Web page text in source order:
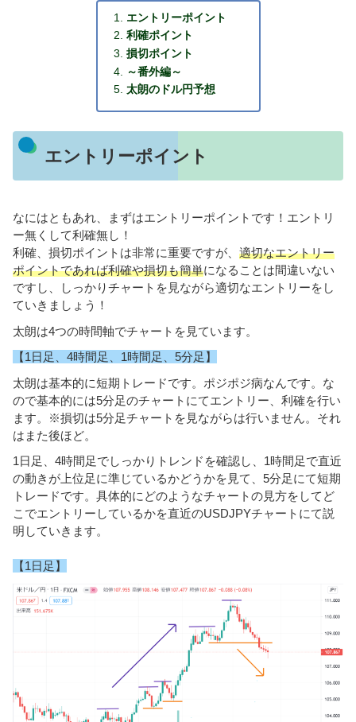
エントリーポイント
利確ポイント
損切ポイント
～番外編～
太朗のドル円予想
エントリーポイント
なにはともあれ、まずはエントリーポイントです！エントリ
ー無くして利確無し！
利確、損切ポイントは非常に重要ですが、 適切なエントリー
ポイントであれば利確や損切も簡単になることは間違いない
ですし、しっかりチャートを見ながら適切なエントリーをし
ていきましょう！
太朗は4つの時間軸でチャートを見ています。
【1日足、4時間足、1時間足、5分足】
太朗は基本的に短期トレードです。ポジポジ病なんです。な
ので基本的には5分足のチャートにてエントリー、利確を行い
ます。※損切は5分足チャートを見ながらは行いません。それ
はまた後ほど。
1日足、4時間足でしっかりトレンドを確認し、1時間足で直近
の動きが上位足に準じているかどうかを見て、5分足にて短期
トレードです。具体的にどのようなチャートの見方をしてど
こでエントリーしているかを直近のUSDJPYチャートにて説
明していきます。
【1日足】